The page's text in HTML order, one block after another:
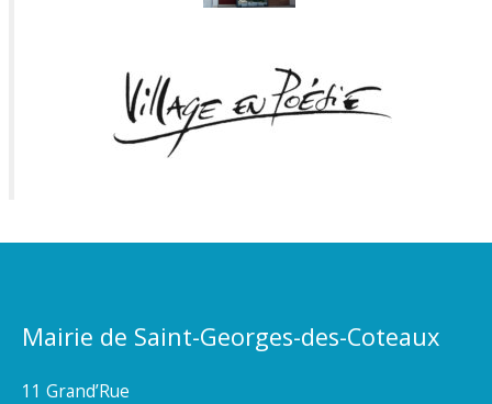
Mairie de Saint-Georges-des-Coteaux
11 Grand’Rue